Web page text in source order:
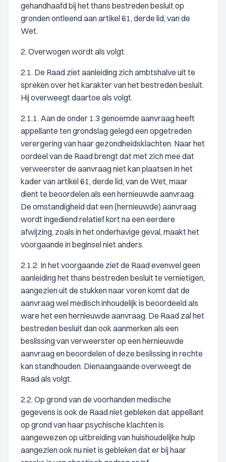
gehandhaafd bij het thans bestreden besluit op
gronden ontleend aan artikel 61, derde lid, van de
Wet.
2. Overwogen wordt als volgt.
2.1. De Raad ziet aanleiding zich ambtshalve uit te
spreken over het karakter van het bestreden besluit.
Hij overweegt daartoe als volgt.
2.1.1. Aan de onder 1.3 genoemde aanvraag heeft
appellante ten grondslag gelegd een opgetreden
verergering van haar gezondheidsklachten. Naar het
oordeel van de Raad brengt dat met zich mee dat
verweerster de aanvraag niet kan plaatsen in het
kader van artikel 61, derde lid, van de Wet, maar
dient te beoordelen als een hernieuwde aanvraag.
De omstandigheid dat een (hernieuwde) aanvraag
wordt ingediend relatief kort na een eerdere
afwijzing, zoals in het onderhavige geval, maakt het
voorgaande in beginsel niet anders.
2.1.2. In het voorgaande ziet de Raad evenwel geen
aanleiding het thans bestreden besluit te vernietigen,
aangezien uit de stukken naar voren komt dat de
aanvraag wel medisch inhoudelijk is beoordeeld als
ware het een hernieuwde aanvraag. De Raad zal het
bestreden besluit dan ook aanmerken als een
beslissing van verweerster op een hernieuwde
aanvraag en beoordelen of deze beslissing in rechte
kan standhouden. Dienaangaande overweegt de
Raad als volgt.
2.2. Op grond van de voorhanden medische
gegevens is ook de Raad niet gebleken dat appellant
op grond van haar psychische klachten is
aangewezen op uitbreiding van huishoudelijke hulp
aangezien ook nu niet is gebleken dat er bij haar